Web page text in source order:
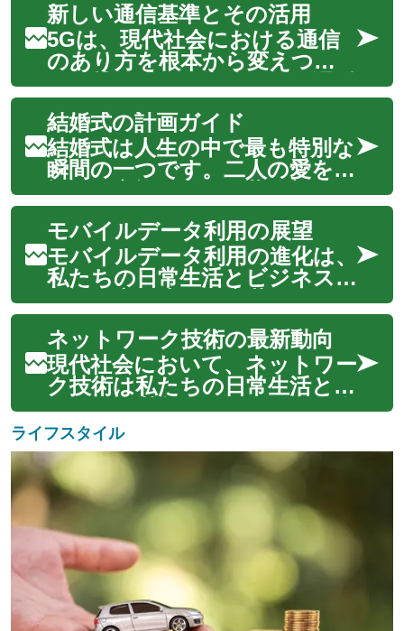
新しい通信基準とその活用
5Gは、現代社会における通信
のあり方を根本から変えつつ
ある技術です。高速かつ低遅延
のこの新しい通信基準は、スマ
ートフォンの利用体験を向上さ
せるだけでなく、自動運転、遠
隔医療、スマートシティとい
った多様な分野でのイノベー
ションを加速させ...
結婚式の計画ガイド
結婚式は人生の中で最も特別な
瞬間の一つです。二人の愛を祝
福し、家族や友人と共に新しい
人生の門出を迎えるこの日を、
思い出深いものにするために
は、綿密な計画と準備が欠かせ
ません。会場選びから挙式のス
タイル、披露宴の演出、ハネム
ーンの手配ま...
モバイルデータ利用の展望
モバイルデータ利用の進化は、
私たちの日常生活とビジネス
のあり方を大きく変革してき
ました。5G技術の登場によ
り、これまで想像もできなか
ったような高速通信と低遅延が
現実のものとなり、新たなデ
ジタル体験の扉が開かれつつ
あります。この進歩は、...
ネットワーク技術の最新動向
現代社会において、ネットワー
ク技術は私たちの日常生活とビ
ジネスの基盤として不可欠な存
在となっています。特に、次世
代のモバイル通信規格である
5Gは、その革新的な能力によ
り、デジタル体験を根本的に変
革する可能性を秘めています。
この先進的な...
ライフスタイル